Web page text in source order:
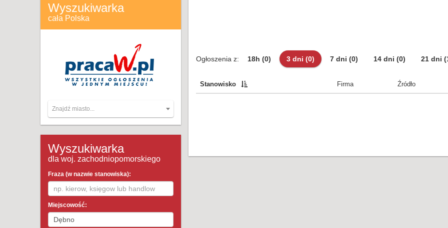
Wyszukiwarka
cała Polska
Znajdź miasto...
Wyszukiwarka
dla woj. zachodniopomorskiego
Fraza (w nazwie stanowiska):
Miejscowość:
Ogłoszenia z: 18h (0) 3 dni (0) 7 dni (0) 14 dni (0) 21 dni
Stanowisko Firma Źródło